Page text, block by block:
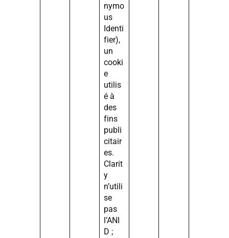
nymo
us
Identi
fier),
un
cooki
e
utilis
é à
des
fins
publi
citair
es.
Clarit
y
n’utili
se
pas
l’ANI
D ;